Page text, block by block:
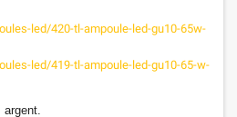
led/420-tl-ampoule-led-gu10-65w-
led/419-tl-ampoule-led-gu10-65-w-